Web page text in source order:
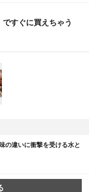
すぐに買えちゃう
の違いに衝撃を受ける水と